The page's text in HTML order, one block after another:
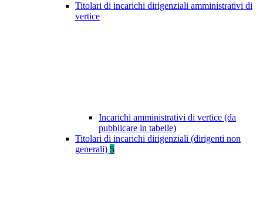
Titolari di incarichi dirigenziali amministrativi di
vertice
Incarichi amministrativi di vertice (da
pubblicare in tabelle)
Titolari di incarichi dirigenziali (dirigenti non
generali) 5